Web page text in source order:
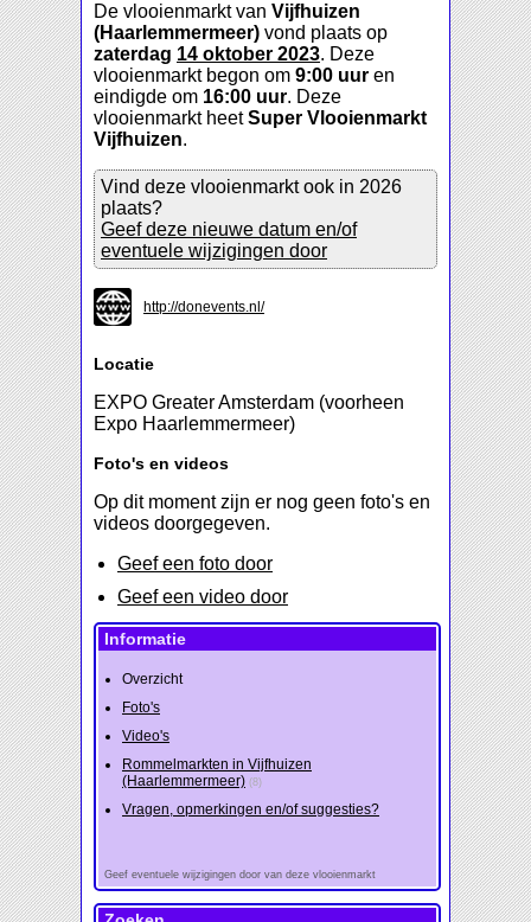
De vlooienmarkt van Vijfhuizen
(Haarlemmermeer) vond plaats op
zaterdag 14 oktober 2023. Deze
vlooienmarkt begon om 9:00 uur en
eindigde om 16:00 uur. Deze
vlooienmarkt heetSuper Vlooienmarkt
Vijfhuizen.
Vind deze vlooienmarkt ook in 2026
plaats?
Geef deze nieuwe datum en/of
eventuele wijzigingen door
http://donevents.nl/
Locatie
EXPO Greater Amsterdam (voorheen
Expo Haarlemmermeer)
Foto's en videos
Op dit moment zijn er nog geen foto's en
videos doorgegeven.
Geef een foto door
Geef een video door
Informatie
Overzicht
Foto's
Video's
Rommelmarkten in Vijfhuizen
(Haarlemmermeer) (8)
Vragen, opmerkingen en/of suggesties?
Geef eventuele wijzigingen door van deze vlooienmarkt